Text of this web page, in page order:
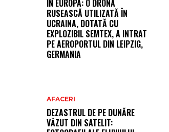
ÎN EUROPA: O DRONĂ
RUSEASCĂ UTILIZATĂ ÎN
UCRAINA, DOTATĂ CU
EXPLOZIBIL SEMTEX, A INTRAT
PE AEROPORTUL DIN LEIPZIG,
GERMANIA
AFACERI
DEZASTRUL DE PE DUNĂRE
VĂZUT DIN SATELIT: